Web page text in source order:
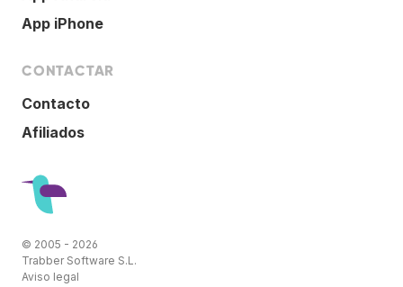
App iPhone
CONTACTAR
Contacto
Afiliados
© 2005 - 2026
Trabber Software S.L.
Aviso legal